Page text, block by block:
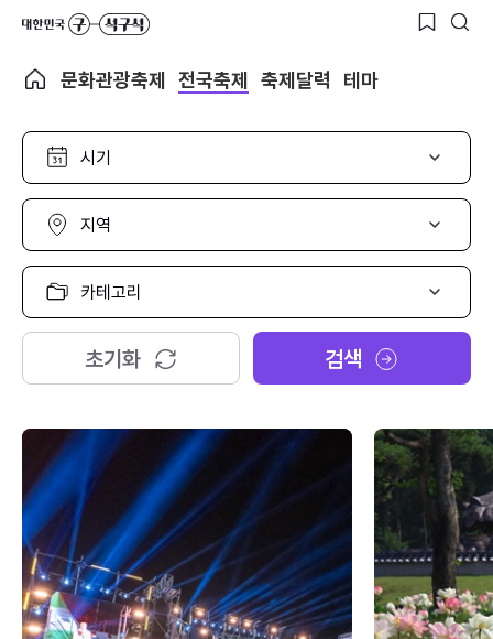
문화관광축제 전국축제 축제달력 테마
시
선
택
지
선
택
카
고
리
택
초기화 검색